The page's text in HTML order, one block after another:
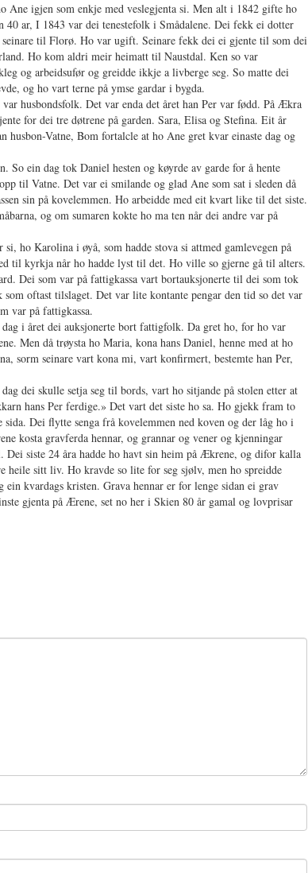
Ane igjen som enkje med veslegjenta si. Men alt i 1842 gifte ho
40 ar, I 1843 var dei tenestefolk i Smådalene. Dei fekk ei dotter
til Florø. Ho var ugift. Seinare fekk dei ei gjente til som dei
Ho kom aldri meir heimatt til Naustdal. Ken so var
og arbeidsufør og greidde ikkje a livberge seg. So matte dei
og ho vart terne på ymse gardar i bygda.
husbondsfolk. Det var enda det året han Per var fødd. På Ækra
for dei tre døtrene på garden. Sara, Elisa og Stefina. Eit år
Vatne, Bom fortalcle at ho Ane gret kvar einaste dag og
So ein dag tok Daniel hesten og køyrde av garde for å hente
til Vatne. Det var ei smilande og glad Ane som sat i sleden då
sin på kovelemmen. Ho arbeidde med eit kvart like til det siste.
og om sumaren kokte ho ma ten når dei andre var på
ho Karolina i øyå, som hadde stova si attmed gamlevegen på
til kyrkja når ho hadde lyst til det. Ho ville so gjerne gå til alters.
Dei som var på fattigkassa vart bortauksjonerte til dei som tok
oftast tilslaget. Det var lite kontante pengar den tid so det var
var på fattigkassa.
i året dei auksjonerte bort fattigfolk. Da gret ho, for ho var
Men då trøysta ho Maria, kona hans Daniel, henne med at ho
sorm seinare vart kona mi, vart konfirmert, bestemte han Per,
dei skulle setja seg til bords, vart ho sitjande på stolen etter at
hans Per ferdige.» Det vart det siste ho sa. Ho gjekk fram to
Dei flytte senga frå kovelemmen ned koven og der låg ho i
kosta gravferda hennar, og grannar og vener og kjenningar
siste 24 åra hadde ho havt sin heim på Ækrene, og difor kalla
sitt liv. Ho kravde so lite for seg sjølv, men ho spreidde
kvardags kristen. Grava hennar er for lenge sidan ei grav
gjenta på Ærene, set no her i Skien 80 år gamal og lovprisar